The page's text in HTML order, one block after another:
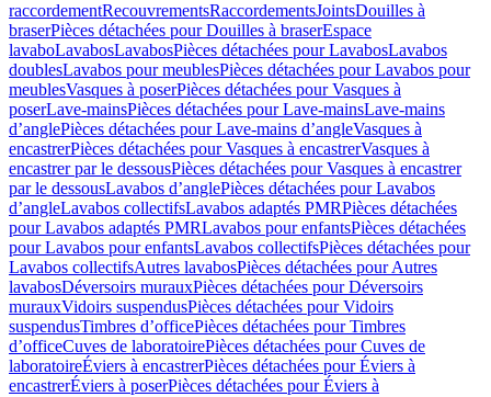
raccordementRecouvrementsRaccordementsJointsDouilles à
braserPièces détachées pour Douilles à braserEspace
lavaboLavabosLavabosPièces détachées pour LavabosLavabos
doublesLavabos pour meublesPièces détachées pour Lavabos pour
meublesVasques à poserPièces détachées pour Vasques à
poserLave-mainsPièces détachées pour Lave-mainsLave-mains
d’anglePièces détachées pour Lave-mains d’angleVasques à
encastrerPièces détachées pour Vasques à encastrerVasques à
encastrer par le dessousPièces détachées pour Vasques à encastrer
par le dessousLavabos d’anglePièces détachées pour Lavabos
d’angleLavabos collectifsLavabos adaptés PMRPièces détachées
pour Lavabos adaptés PMRLavabos pour enfantsPièces détachées
pour Lavabos pour enfantsLavabos collectifsPièces détachées pour
Lavabos collectifsAutres lavabosPièces détachées pour Autres
lavabosDéversoirs murauxPièces détachées pour Déversoirs
murauxVidoirs suspendusPièces détachées pour Vidoirs
suspendusTimbres dʼofficePièces détachées pour Timbres
dʼofficeCuves de laboratoirePièces détachées pour Cuves de
laboratoireÉviers à encastrerPièces détachées pour Éviers à
encastrerÉviers à poserPièces détachées pour Éviers à